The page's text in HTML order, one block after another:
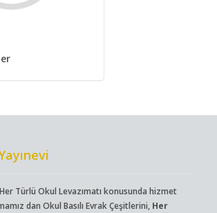
Her Türlü Okul Levazımatı konusunda hizmet
dan Okul Basılı Evrak Çeşitlerini, Her